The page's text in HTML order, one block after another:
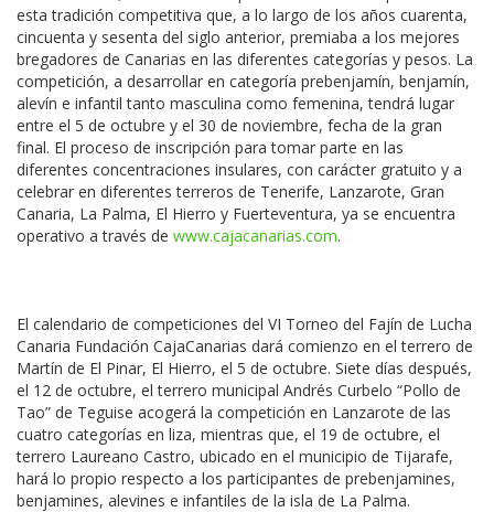
esta tradición competitiva que, a lo largo de los años cuarenta,
cincuenta y sesenta del siglo anterior, premiaba a los mejores
bregadores de Canarias en las diferentes categorías y pesos. La
competición, a desarrollar en categoría prebenjamín, benjamín,
alevín e infantil tanto masculina como femenina, tendrá lugar
entre el 5 de octubre y el 30 de noviembre, fecha de la gran
final. El proceso de inscripción para tomar parte en las
diferentes concentraciones insulares, con carácter gratuito y a
celebrar en diferentes terreros de Tenerife, Lanzarote, Gran
Canaria, La Palma, El Hierro y Fuerteventura, ya se encuentra
operativo a través de www.cajacanarias.com.
El calendario de competiciones del VI Torneo del Fajín de Lucha
Canaria Fundación CajaCanarias dará comienzo en el terrero de
Martín de El Pinar, El Hierro, el 5 de octubre. Siete días después,
el 12 de octubre, el terrero municipal Andrés Curbelo “Pollo de
Tao” de Teguise acogerá la competición en Lanzarote de las
cuatro categorías en liza, mientras que, el 19 de octubre, el
terrero Laureano Castro, ubicado en el municipio de Tijarafe,
hará lo propio respecto a los participantes de prebenjamines,
benjamines, alevines e infantiles de la isla de La Palma.